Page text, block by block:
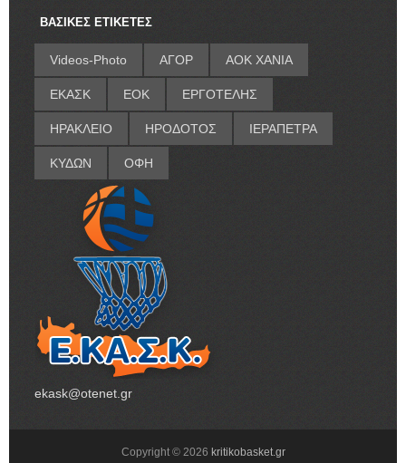
ΒΑΣΙΚΕΣ ΕΤΙΚΕΤΕΣ
Videos-Photo ΑΓΟΡ ΑΟΚ ΧΑΝΙΑ
ΕΚΑΣΚ ΕΟΚ ΕΡΓΟΤΕΛΗΣ
ΗΡΑΚΛΕΙΟ ΗΡΟΔΟΤΟΣ ΙΕΡΑΠΕΤΡΑ
ΚΥΔΩΝ ΟΦΗ
ekask@otenet.gr
Copyright © 2026 kritikobasket.gr